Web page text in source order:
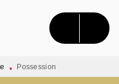
CONTENU
• Possession